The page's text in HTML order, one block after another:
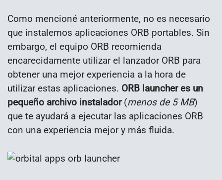
Como mencioné anteriormente, no es necesario
que instalemos aplicaciones ORB portables. Sin
embargo, el equipo ORB recomienda
encarecidamente utilizar el lanzador ORB para
obtener una mejor experiencia a la hora de
utilizar estas aplicaciones. ORB launcher es un
pequeño archivo instalador(menos de 5 MB)
que te ayudará a ejecutar las aplicaciones ORB
con una experiencia mejor y más fluida.